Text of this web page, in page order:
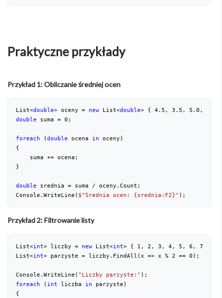
Praktyczne przykłady
Przykład 1: Obliczanie średniej ocen
List<double> oceny = new List<double> { 4.5 , 3.5 , 5.0 ,
double suma = 0 ;
foreach (double ocena in oceny)
{
    suma += ocena;
}
double srednia = suma / oceny.Count;
Console.WriteLine( $"Średnia ocen: {srednia:F2}" );
Przykład 2: Filtrowanie listy
List<int> liczby = new List<int> { 1 , 2 , 3 , 4, 5 , 6 , 7
List<int> parzyste = liczby.FindAll(x => x % 2 == 0 );
Console.WriteLine( "Liczby parzyste:" );
foreach ( int liczba in parzyste)
{